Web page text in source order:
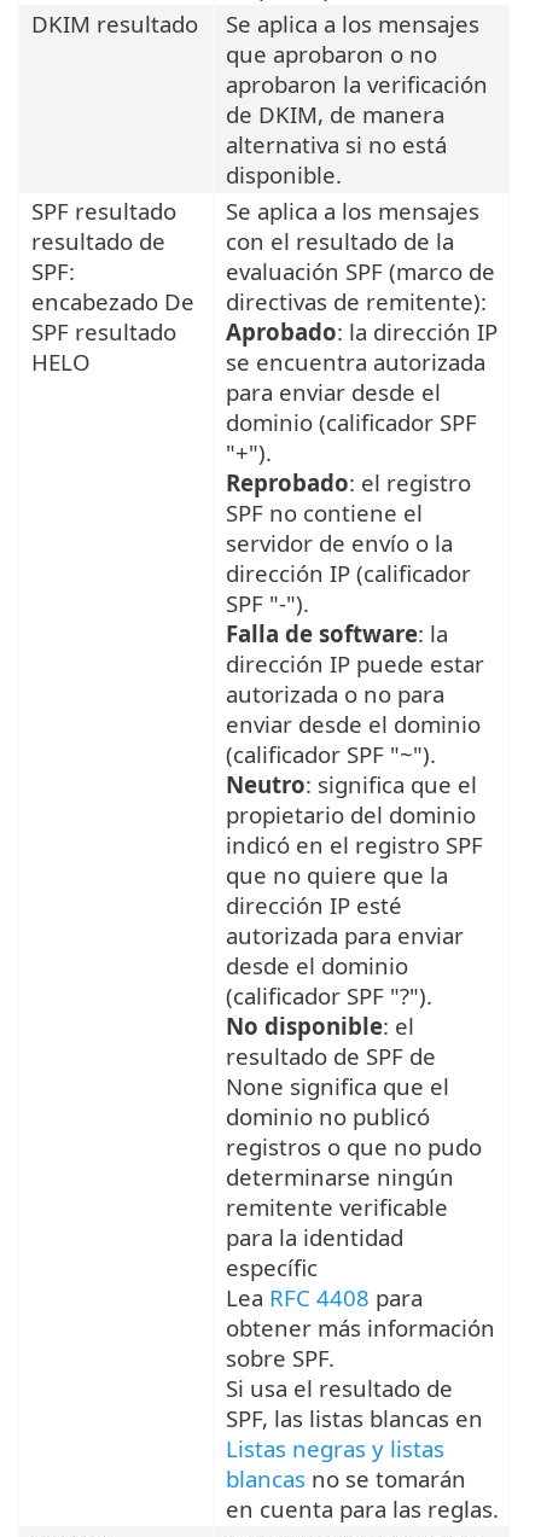
DKIM resultado
Se aplica a los mensajes
que aprobaron o no
aprobaron la verificación
de DKIM, de manera
alternativa si no está
disponible.
SPF resultado
resultado de
SPF:
encabezado De
SPF resultado
HELO
Se aplica a los mensajes
con el resultado de la
evaluación SPF (marco de
directivas de remitente):
Aprobado: la dirección IP
se encuentra autorizada
para enviar desde el
dominio (calificador SPF
"+").
Reprobado: el registro
SPF no contiene el
servidor de envío o la
dirección IP (calificador
SPF "-").
Falla de software: la
dirección IP puede estar
autorizada o no para
enviar desde el dominio
(calificador SPF "~").
Neutro: significa que el
propietario del dominio
indicó en el registro SPF
que no quiere que la
dirección IP esté
autorizada para enviar
desde el dominio
(calificador SPF "?").
No disponible: el
resultado de SPF de
None significa que el
dominio no publicó
registros o que no pudo
determinarse ningún
remitente verificable
para la identidad
específic
Lea RFC 4408 para
obtener más información
sobre SPF.
Si usa el resultado de
SPF, las listas blancas en
Listas negras y listas
blancas no se tomarán
en cuenta para las reglas.